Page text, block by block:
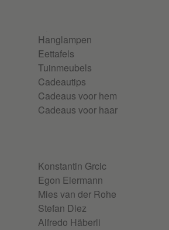
Hanglampen
Eettafels
Tuinmeubels
Cadeautips
Cadeaus voor hem
Cadeaus voor haar
Konstantin Grcic
Egon Eiermann
Mies van der Rohe
Stefan Diez
Alfredo Häberli